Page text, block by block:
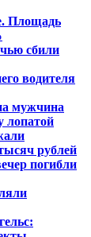
Площадь
сбили
водителя
мужчина
лопатой
рублей
погибли